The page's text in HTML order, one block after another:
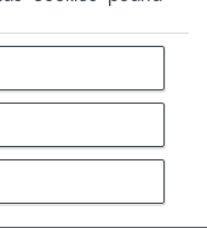
Global-
Advanced
15ml
ofrecidos a través
haz clic en la
nuestro pie de
en nuestra